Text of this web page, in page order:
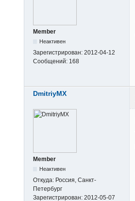
Member
Неактивен
Зарегистрирован: 2012-04-12
Сообщений: 168
DmitriyMX
Member
Неактивен
Откуда: Россия, Санкт-
Петербург
Зарегистрирован: 2012-05-07